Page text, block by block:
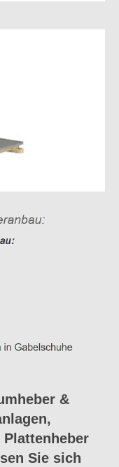
&
Plattenheber
Sie sich